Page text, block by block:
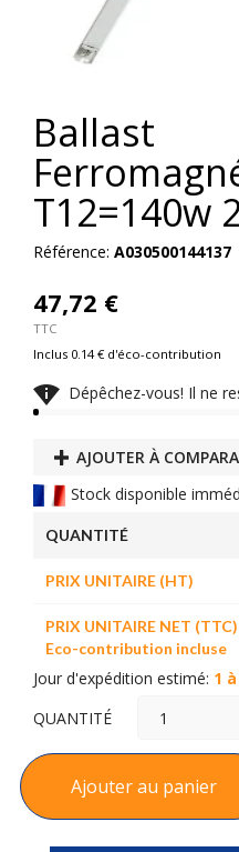
Ballast
T12=140w
Référence: A030500144137
47,72 €
TTC
Inclus 0.14 € d'éco-contribution
 Dépêchez-vous! Il ne
AJOUTER À
Stock disponible
QUANTITÉ
PRIX UNITAIRE (HT)
PRIX UNITAIRE NET (TTC)
Eco-contribution incluse
Jour d'expédition estimé: 1
QUANTITÉ
Ajouter au panier